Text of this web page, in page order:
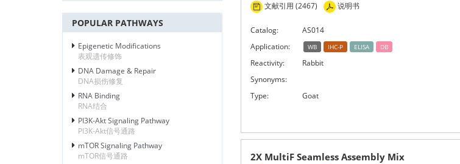
POPULAR PATHWAYS
Epigenetic Modifications
表观遗传修饰
DNA Damage & Repair
DNA损伤修复
RNA Binding
RNA结合
PI3K-Akt Signaling Pathway
PI3K-Akt信号通路
mTOR Signaling Pathway
mTOR信号通路
文献引用 (2467) 说明书
Catalog:
AS014
Application:
WB IHC-P ELISA DB
Reactivity:
Rabbit
Synonyms:
Type:
Goat
2X MultiF Seamless Assembly Mix